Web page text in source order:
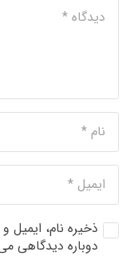
ذخیره نام، ایمیل
دوباره دیدگاهی